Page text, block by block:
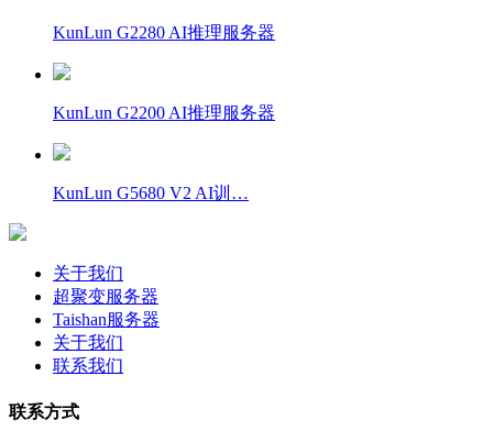
KunLun G2280 AI推理服务器
KunLun G2200 AI推理服务器
KunLun G5680 V2 AI训…
关于我们
超聚变服务器
Taishan服务器
关于我们
联系我们
联系方式